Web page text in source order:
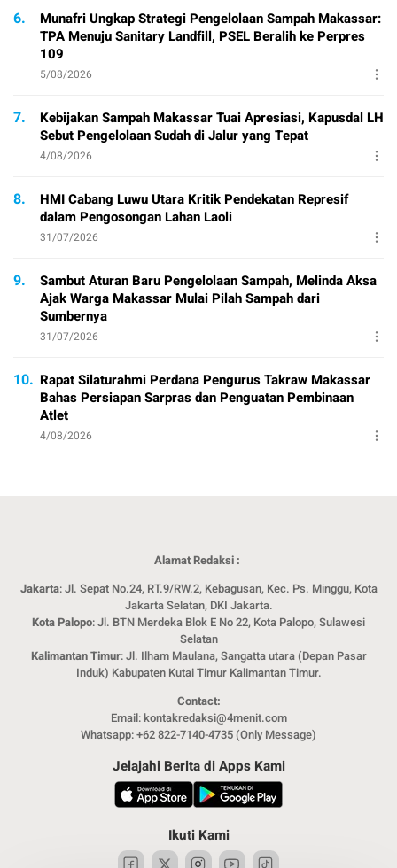
6.
Munafri Ungkap Strategi Pengelolaan Sampah Makassar:
TPA Menuju Sanitary Landfill, PSEL Beralih ke Perpres
109
5/08/2026
7.
Kebijakan Sampah Makassar Tuai Apresiasi, Kapusdal LH
Sebut Pengelolaan Sudah di Jalur yang Tepat
4/08/2026
8.
HMI Cabang Luwu Utara Kritik Pendekatan Represif
dalam Pengosongan Lahan Laoli
31/07/2026
9.
Sambut Aturan Baru Pengelolaan Sampah, Melinda Aksa
Ajak Warga Makassar Mulai Pilah Sampah dari
Sumbernya
31/07/2026
10. Rapat Silaturahmi Perdana Pengurus Takraw Makassar
Bahas Persiapan Sarpras dan Penguatan Pembinaan
Atlet
4/08/2026
Alamat Redaksi :
Jakarta: Jl. Sepat No.24, RT.9/RW.2, Kebagusan, Kec. Ps. Minggu, Kota
Jakarta Selatan, DKI Jakarta.
Kota Palopo: Jl. BTN Merdeka Blok E No 22, Kota Palopo, Sulawesi
Selatan
Kalimantan Timur: Jl. Ilham Maulana, Sangatta utara (Depan Pasar
Induk) Kabupaten Kutai Timur Kalimantan Timur.
Contact:
Email: kontakredaksi@4menit.com
Whatsapp: +62 822-7140-4735 (Only Message)
Jelajahi Berita di Apps Kami
Ikuti Kami